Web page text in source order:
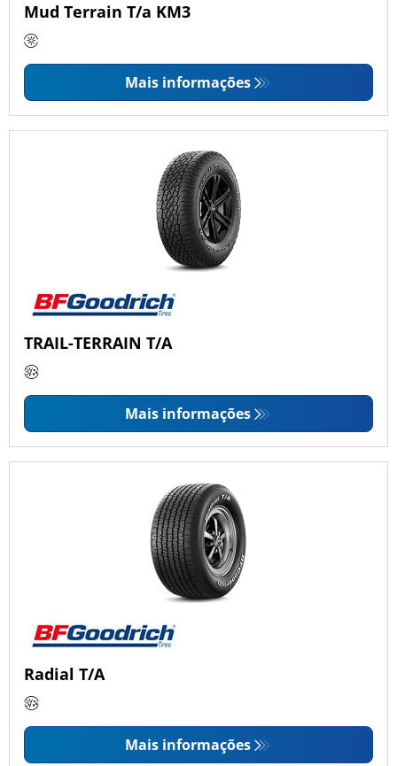
Mud Terrain T/a KM3
Mais informações
TRAIL-TERRAIN T/A
Mais informações
Radial T/A
Mais informações